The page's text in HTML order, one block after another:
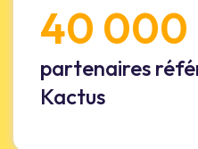
40 000
partenaires
Kactus